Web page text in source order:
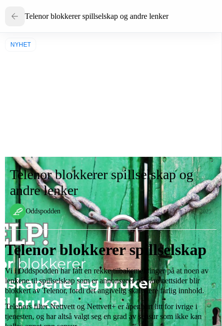
Telenor blokkerer spillselskap og andre lenker
NYHET
Telenor blokkerer spillselskap og
andre lenker
Oddspodden 1 des. 2025
Telenor blokkerer spillselskap
Vi i Oddspodden har fått en rekke tilbakemeldinger på at noen av
lenkene til spillselskap som er annonsører på våre nettsider blir
blokkert av Telenor, fordi det angivelig skal være farlig innhold.
Telenors filter Nettvett og Nettvett+ er åpenbart litt for ivrige i
tjenesten, og har altså valgt seg en grad av sensur som ikke kan